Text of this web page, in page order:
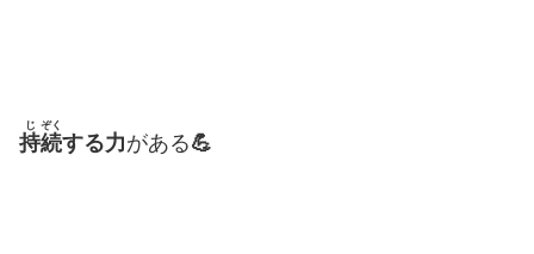
持
じ
続
ぞく
する力がある💪